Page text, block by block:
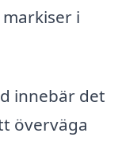
i
innebär det
överväga